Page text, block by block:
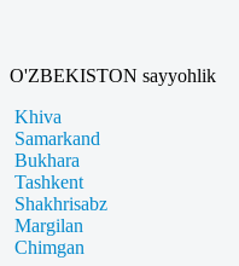
O'ZBEKISTON sayyohlik
Khiva
Samarkand
Bukhara
Tashkent
Shakhrisabz
Margilan
Chimgan